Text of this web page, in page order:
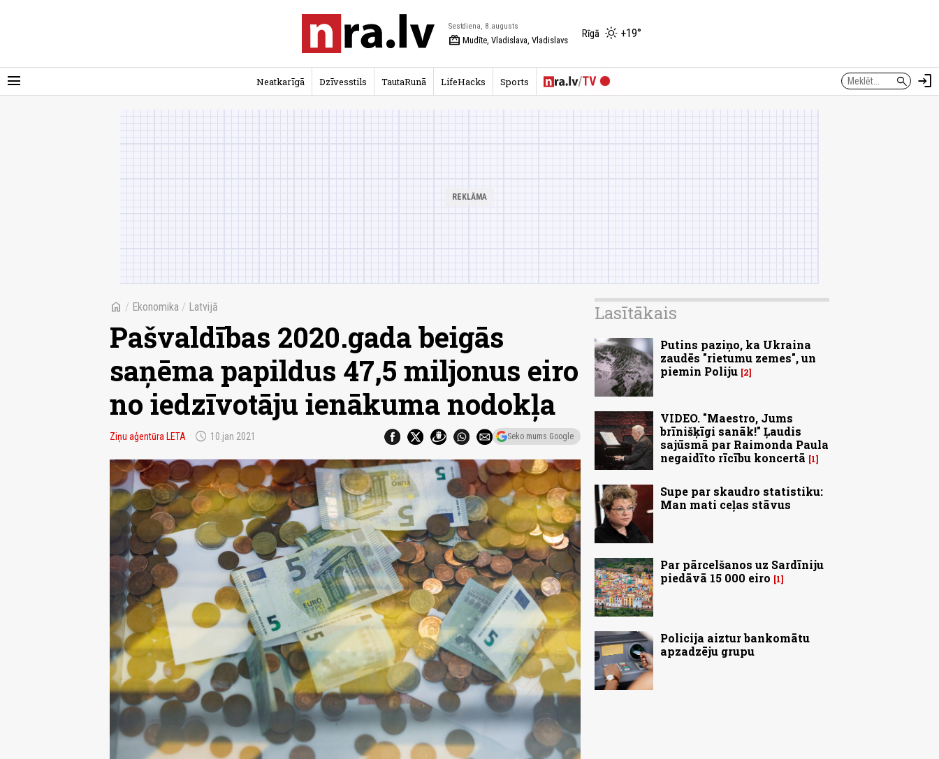
menu
Sestdiena, 8.augusts
redeem Mudīte, Vladislava, Vladislavs
Rīgā +19°
search login
Neatkarīgā Dzīvesstils TautaRunā LifeHacks Sports
home / Ekonomika / Latvijā
Pašvaldības 2020.gada beigās
saņēma papildus 47,5 miljonus eiro
no iedzīvotāju ienākuma nodokļa
Ziņu aģentūra LETA schedule 10.jan 2021 Seko mums Google
Lasītākais
Putins paziņo, ka Ukraina
zaudēs "rietumu zemes", un
piemin Poliju 2
VIDEO. "Maestro, Jums
brīnišķīgi sanāk!" Ļaudis
sajūsmā par Raimonda Paula
negaidīto rīcību koncertā
1
Supe par skaudro statistiku:
Man mati ceļas stāvus
Par pārcelšanos uz Sardīniju
piedāvā 15 000 eiro
1
Policija aiztur bankomātu
apzadzēju grupu